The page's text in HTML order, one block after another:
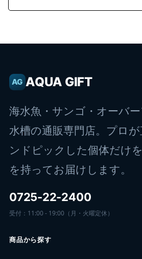
AG AQUA GIFT
海水魚・サンゴ・オーバ
水槽の通販専門店。プロ
ンドピックした個体だけ
を持ってお届けします。
0725-22-2400
受付：11:00 - 19:00（月・火曜定休）
商品から探す